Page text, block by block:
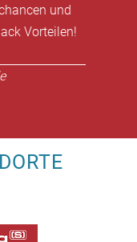
und
Vorteilen!